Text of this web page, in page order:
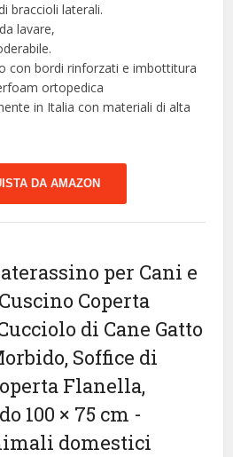
braccioli laterali.
lavare,
con bordi rinforzati e imbottitura
ortopedica
in Italia con materiali di alta
DA AMAZON
per Cani e
Coperta
di Cane Gatto
Soffice di
Flanella,
100 × 75 cm -
domestici